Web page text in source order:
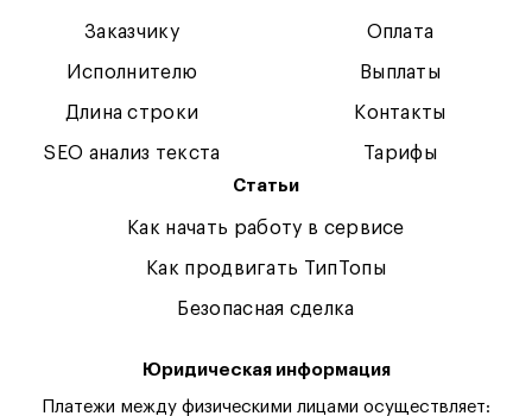
Заказчику
Исполнителю
Длина строки
SEO анализ текста
Оплата
Выплаты
Контакты
Тарифы
Статьи
Как начать работу в сервисе
Как продвигать ТипТопы
Безопасная сделка
Юридическая информация
Платежи между физическими лицами осуществляет: